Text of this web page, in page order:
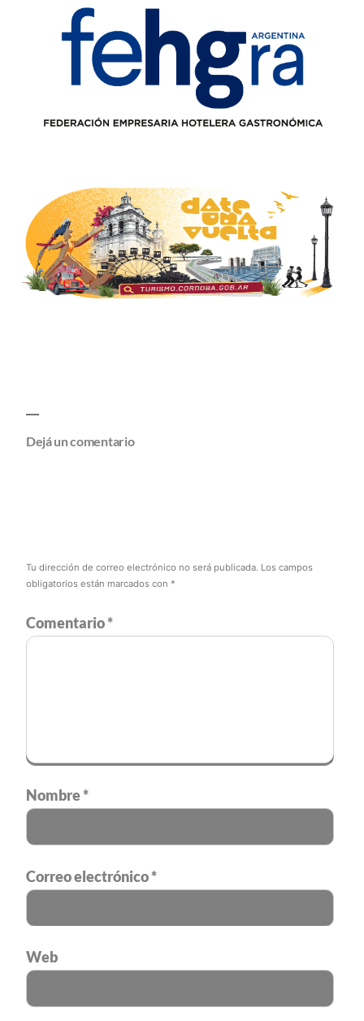
Dejá un comentario
Tu dirección de correo electrónico no será publicada. Los campos
obligatorios están marcados con *
Comentario*
Nombre*
Correo electrónico*
Web